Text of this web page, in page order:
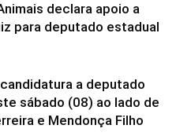
declara apoio a
para deputado estadual
a deputado
sábado (08) ao lado de
e Mendonça Filho